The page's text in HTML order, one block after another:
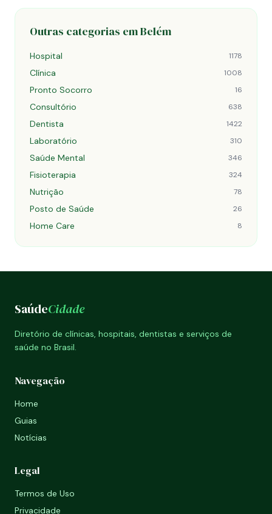
Outras categorias em Belém
Hospital 1178
Clínica 1008
Pronto Socorro 16
Consultório 638
Dentista 1422
Laboratório 310
Saúde Mental 346
Fisioterapia 324
Nutrição 78
Posto de Saúde 26
Home Care 8
SaúdeCidade
Diretório de clínicas, hospitais, dentistas e serviços de
saúde no Brasil.
Navegação
Home
Guias
Notícias
Legal
Termos de Uso
Privacidade